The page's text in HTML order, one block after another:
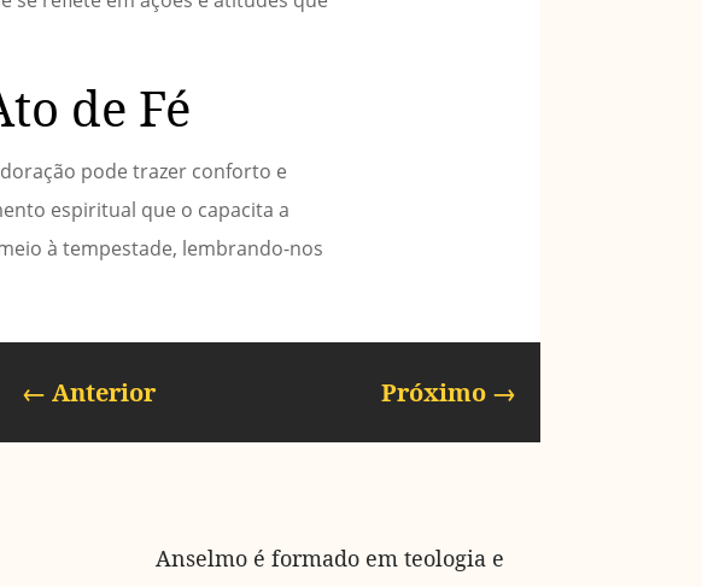
de Fé
pode trazer conforto e
espiritual que o capacita a
à tempestade, lembrando-nos
← Anterior Próximo→
Anselmo é formado em teologia e